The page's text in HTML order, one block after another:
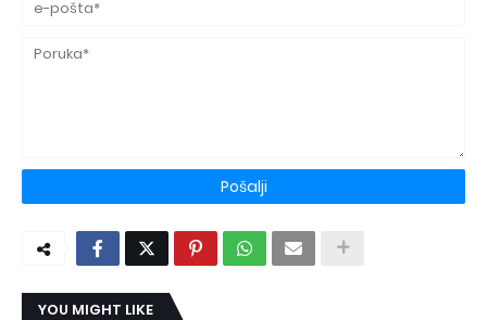
YOU MIGHT LIKE